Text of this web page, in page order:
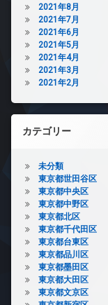
2021年8月
2021年7月
2021年6月
2021年5月
2021年4月
2021年3月
2021年2月
カテゴリー
未分類
東京都世田谷区
東京都中央区
東京都中野区
東京都北区
東京都千代田区
東京都台東区
東京都品川区
東京都墨田区
東京都大田区
東京都文京区